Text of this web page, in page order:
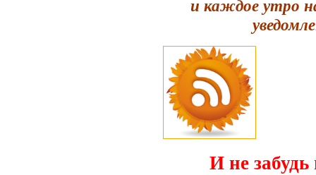
и каждое утро
И не забудь